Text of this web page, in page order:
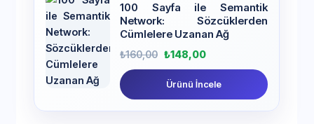
100 Sayfa ile Semantik
Network: Sözcüklerden
Cümlelere Uzanan Ağ
₺160,00 ₺148,00
Ürünü İncele